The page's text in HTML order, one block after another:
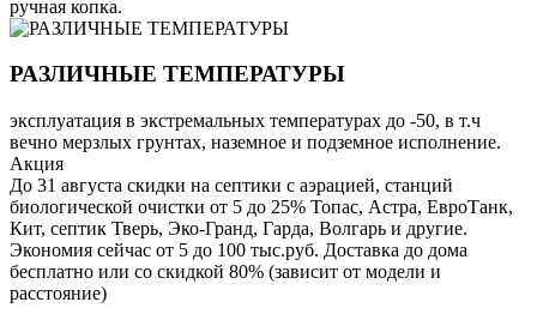
ручная копка.
РАЗЛИЧНЫЕ ТЕМПЕРАТУРЫ
эксплуатация в экстремальных температурах до -50, в т.ч
вечно мерзлых грунтах, наземное и подземное исполнение.
Акция
До 31 августа скидки на септики с аэрацией, станций
биологической очистки от 5 до 25% Топас, Астра, ЕвроТанк,
Кит, септик Тверь, Эко-Гранд, Гарда, Волгарь и другие.
Экономия сейчас от 5 до 100 тыс.руб. Доставка до дома
бесплатно или со скидкой 80% (зависит от модели и
расстояние)